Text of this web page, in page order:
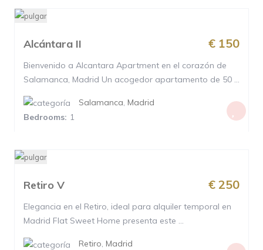
€ 150
Alcántara II
Bienvenido a Alcantara Apartment en el corazón de
Salamanca, Madrid Un acogedor apartamento de 50 ...
Salamanca, Madrid
Bedrooms: 1
€ 250
Retiro V
Elegancia en el Retiro, ideal para alquiler temporal en
Madrid Flat Sweet Home presenta este ...
Retiro, Madrid